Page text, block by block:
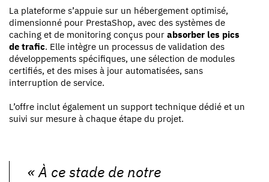
La plateforme s’appuie sur un hébergement optimisé,
dimensionné pour PrestaShop, avec des systèmes de
caching et de monitoring conçus pour absorber les pics
de trafic. Elle intègre un processus de validation des
développements spécifiques, une sélection de modules
certifiés, et des mises à jour automatisées, sans
interruption de service.
L’offre inclut également un support technique dédié et un
suivi sur mesure à chaque étape du projet.
«À ce stade de notre